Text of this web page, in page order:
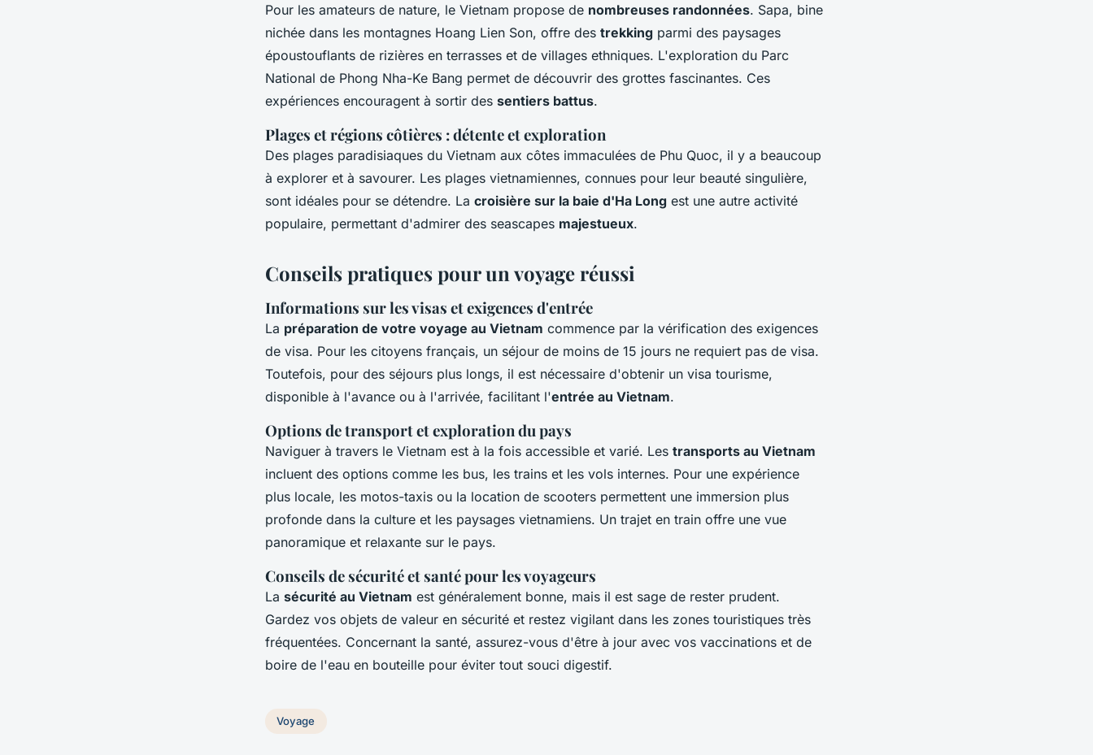
Pour les amateurs de nature, le Vietnam propose de nombreuses randonnées. Sapa, bine
nichée dans les montagnes Hoang Lien Son, offre des trekking parmi des paysages
époustouflants de rizières en terrasses et de villages ethniques. L'exploration du Parc
National de Phong Nha-Ke Bang permet de découvrir des grottes fascinantes. Ces
expériences encouragent à sortir des sentiers battus.
Plages et régions côtières : détente et exploration
Des plages paradisiaques du Vietnam aux côtes immaculées de Phu Quoc, il y a beaucoup
à explorer et à savourer. Les plages vietnamiennes, connues pour leur beauté singulière,
sont idéales pour se détendre. La croisière sur la baie d'Ha Long est une autre activité
populaire, permettant d'admirer des seascapes majestueux.
Conseils pratiques pour un voyage réussi
Informations sur les visas et exigences d'entrée
La préparation de votre voyage au Vietnam commence par la vérification des exigences
de visa. Pour les citoyens français, un séjour de moins de 15 jours ne requiert pas de visa.
Toutefois, pour des séjours plus longs, il est nécessaire d'obtenir un visa tourisme,
disponible à l'avance ou à l'arrivée, facilitant l'entrée au Vietnam.
Options de transport et exploration du pays
Naviguer à travers le Vietnam est à la fois accessible et varié. Les transports au Vietnam
incluent des options comme les bus, les trains et les vols internes. Pour une expérience
plus locale, les motos-taxis ou la location de scooters permettent une immersion plus
profonde dans la culture et les paysages vietnamiens. Un trajet en train offre une vue
panoramique et relaxante sur le pays.
Conseils de sécurité et santé pour les voyageurs
La sécurité au Vietnam est généralement bonne, mais il est sage de rester prudent.
Gardez vos objets de valeur en sécurité et restez vigilant dans les zones touristiques très
fréquentées. Concernant la santé, assurez-vous d'être à jour avec vos vaccinations et de
boire de l'eau en bouteille pour éviter tout souci digestif.
Voyage